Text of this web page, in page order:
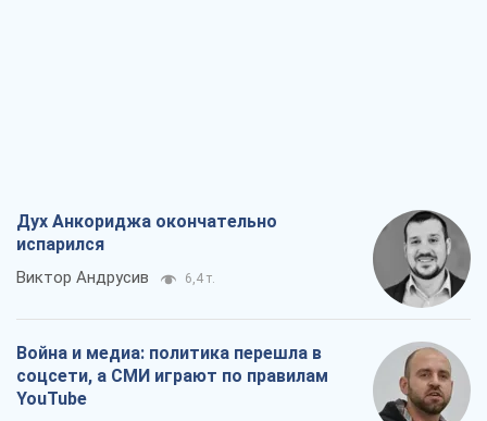
Дух Анкориджа окончательно
испарился
Виктор Андрусив 6,4 т.
Война и медиа: политика перешла в
соцсети, а СМИ играют по правилам
YouTube